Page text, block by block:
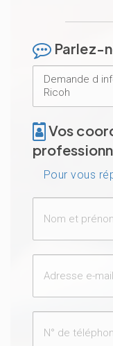
Parlez-
Vos
Pour vous